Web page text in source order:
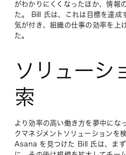
がわかりにくくなったほか、情報
た。 Bill 氏は、これは目標を達成
気が付き、組織の仕事の効率を上
た。
ソリューシ
索
より効率の高い働き方を夢中にな
クマネジメントソリューションを
Asana を見つけた Bill 氏は、ま